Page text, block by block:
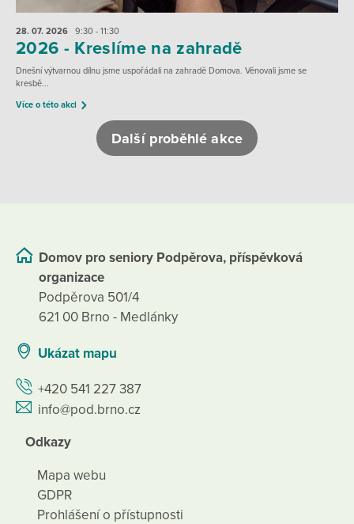
28. 07. 2026 9:30 - 11:30
2026 - Kreslíme na zahradě
Dnešní výtvarnou dílnu jsme uspořádali na zahradě Domova. Věnovali jsme se
kresbě...
Více o této akci
Další proběhlé akce
Domov pro seniory Podpěrova, příspěvková
organizace
Podpěrova 501/4
621 00 Brno - Medlánky
Ukázat mapu
+420 541 227 387
info@pod.brno.cz
Odkazy
Mapa webu
GDPR
Prohlášení o přístupnosti